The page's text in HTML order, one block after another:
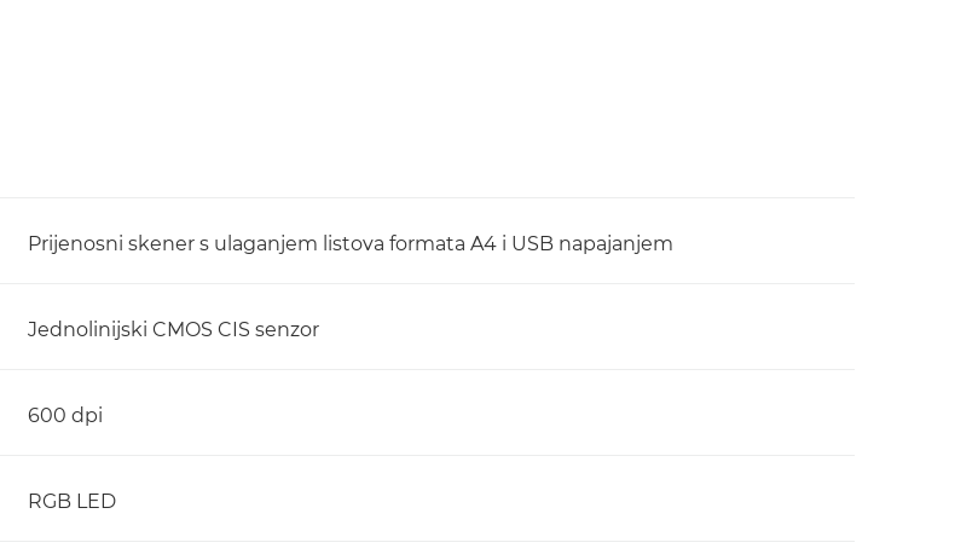
Prijenosni skener s ulaganjem listova formata A4 i USB napajanjem
Jednolinijski CMOS CIS senzor
600 dpi
RGB LED